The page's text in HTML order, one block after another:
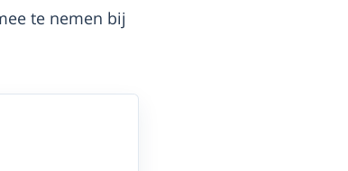
te nemen bij